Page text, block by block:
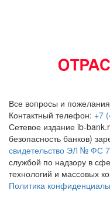
Все вопросы и
Контактный телефон: +7
Сетевое издание ib-
безопасность банков)
свидетельство ЭЛ № ФС
службой по надзору в
технологий и массовых
Политика